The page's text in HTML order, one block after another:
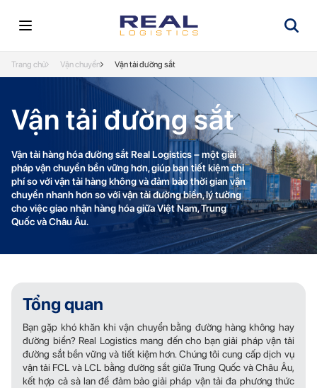
Trang chủ Vận chuyển Vận tải đường sắt
Vận tải đường sắt
Vận tải hàng hóa đường sắt Real Logistics – một giải
pháp vận chuyển bền vững hơn, giúp bạn tiết kiệm chi
phí so với vận tải hàng không và đảm bảo thời gian vận
chuyển nhanh hơn so với vận tải đường biển, lý tưởng
cho việc giao nhận hàng hóa giữa Việt Nam, Trung
Quốc và Châu Âu.
Tổng quan
Bạn gặp khó khăn khi vận chuyển bằng đường hàng không hay
đường biển? Real Logistics mang đến cho bạn giải pháp vận tải
đường sắt bền vững và tiết kiệm hơn. Chúng tôi cung cấp dịch vụ
vận tải FCL và LCL bằng đường sắt giữa Trung Quốc và Châu Âu,
kết hợp cả sà lan để đảm bảo giải pháp vận tải đa phương thức